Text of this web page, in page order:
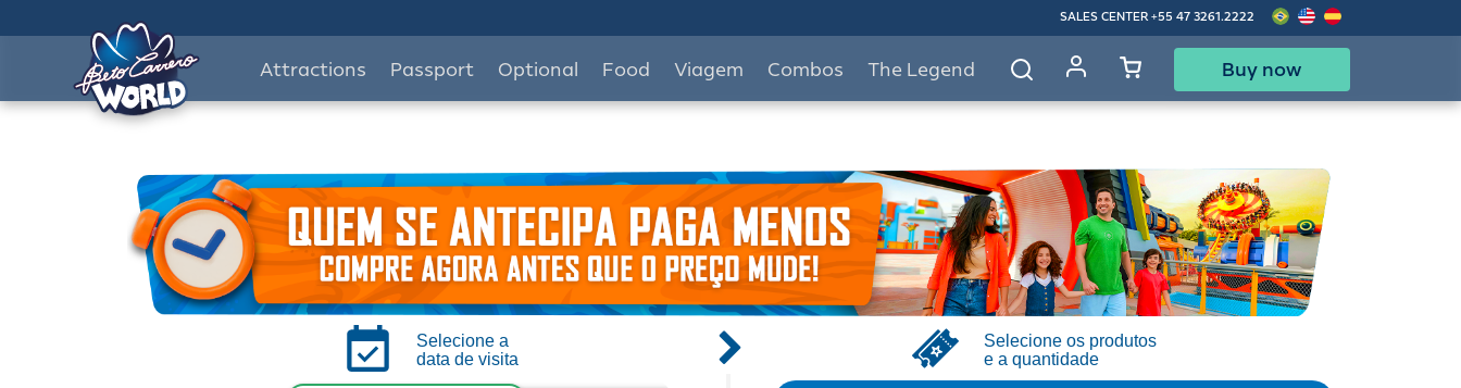
SALES CENTER +55 47 3261.2222
Attractions Passport Optional Food Viagem Combos The Legend Buy now
Selecione a
data de visita
Selecione os produtos
e a quantidade